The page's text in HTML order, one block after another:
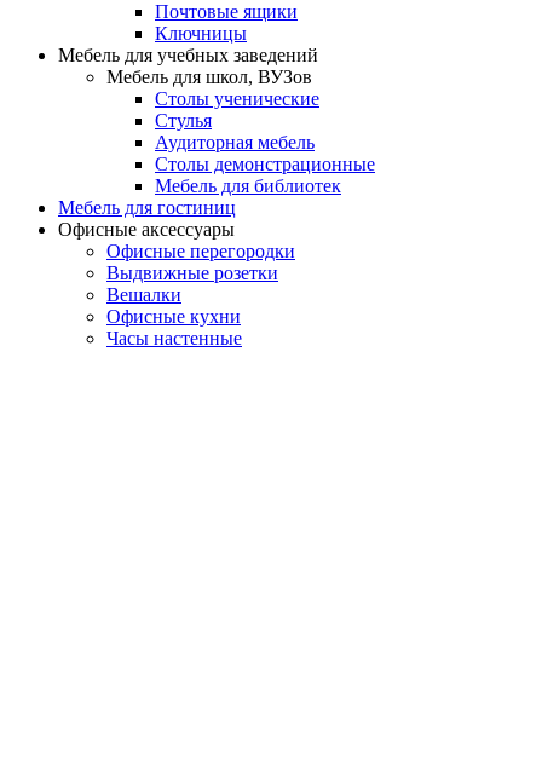
Почтовые ящики
Ключницы
Мебель для учебных заведений
Мебель для школ, ВУЗов
Столы ученические
Стулья
Аудиторная мебель
Столы демонстрационные
Мебель для библиотек
Мебель для гостиниц
Офисные аксессуары
Офисные перегородки
Выдвижные розетки
Вешалки
Офисные кухни
Часы настенные